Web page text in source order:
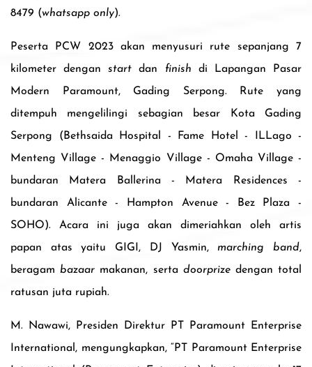
8479 (whatsapp only).
Peserta PCW 2023 akan menyusuri rute sepanjang 7
kilometer
denganstartdan finish di Lapangan Pasar
Modern Paramount, Gading Serpong. Rute yang
ditempuh mengelilingi sebagian besar Kota Gading
Serpong (Bethsaida Hospital - Fame Hotel - ILLago -
Menteng Village - Menaggio Village - Omaha Village -
bundaran Matera Ballerina - Matera Residences -
bundaran Alicante - Hampton Avenue - Bez Plaza -
SOHO). Acara ini juga akan dimeriahkan oleh artis
papan atas yaitu GIGI , DJ Yasmin, marching band,
beragam bazaar makanan, serta doorprizedengan total
ratusan juta rupiah.
M. Nawawi, Presiden Direktur
PT Paramount Enterprise
International , mengungkapkan, “PT Paramount Enterprise